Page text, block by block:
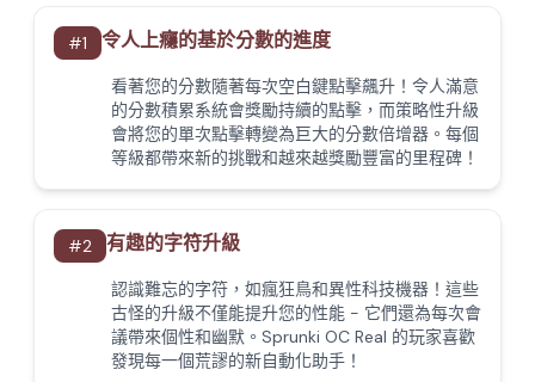
#1 令人上癮的基於分數的進度
看著您的分數隨著每次空白鍵點擊飆升！令人滿意
的分數積累系統會獎勵持續的點擊，而策略性升級
會將您的單次點擊轉變為巨大的分數倍增器。每個
等級都帶來新的挑戰和越來越獎勵豐富的里程碑！
#2 有趣的字符升級
認識難忘的字符，如瘋狂鳥和異性科技機器！這些
古怪的升級不僅能提升您的性能 - 它們還為每次會
議帶來個性和幽默。Sprunki OC Real 的玩家喜歡
發現每一個荒謬的新自動化助手！